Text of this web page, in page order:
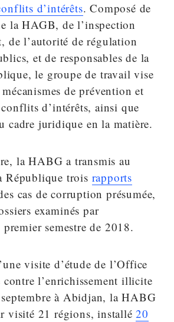
d’intérêts. Composé de
la HAGB, de l’inspection
de l’autorité de régulation
et de responsables de la
le groupe de travail vise
de prévention et
d’intérêts, ainsi que
cadre juridique en la matière.
la HABG a transmis au
République trois rapports
cas de corruption présumée,
examinés par
semestre de 2018.
visite d’étude de l’Office
l’enrichissement illicite
à Abidjan, la HABG
visité 21 régions, installé20